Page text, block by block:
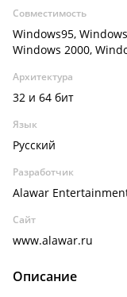
Совместимость
Windows95,
Windows 2000,
Архитектура
32 и 64 бит
Язык
Русский
Разработчик
Alawar
Сайт
www.alawar.ru
Описание